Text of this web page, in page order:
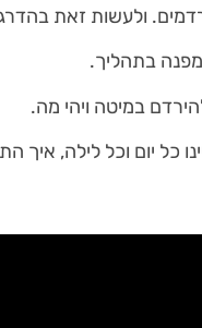
ולעשות זאת
בתהליך.
במיטה ויהי מה.
כל יום וכל לילה, איך